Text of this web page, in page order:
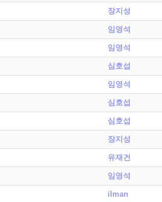
장지성
임영석
임영석
심호섭
임영석
심호섭
심호섭
장지성
유재건
임영석
ilman